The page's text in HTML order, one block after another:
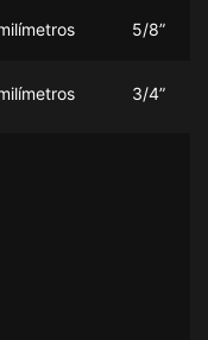
5/8”
3/4”